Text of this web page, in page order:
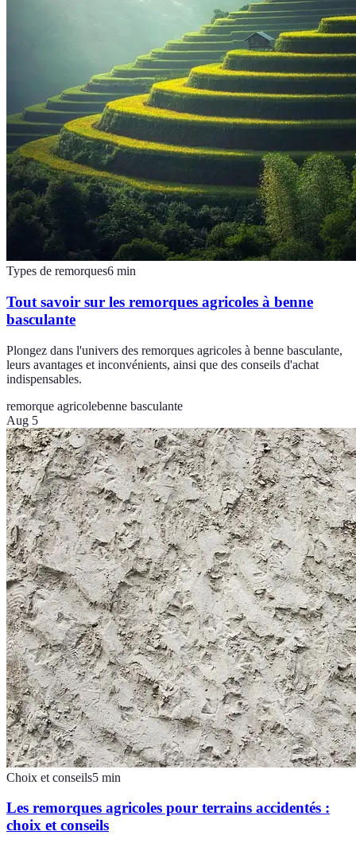
Types de remorques6 min
Tout savoir sur les remorques agricoles à benne
basculante
Plongez dans l'univers des remorques agricoles à benne basculante,
leurs avantages et inconvénients, ainsi que des conseils d'achat
indispensables.
remorque agricolebenne basculante
Aug 5
Choix et conseils5 min
Les remorques agricoles pour terrains accidentés :
choix et conseils